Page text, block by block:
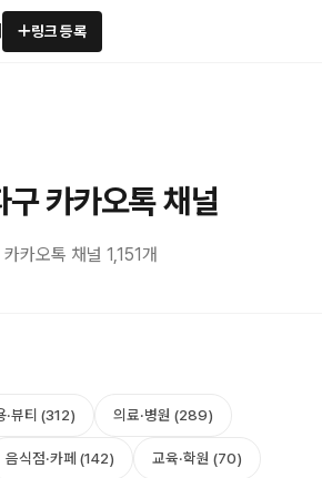
링크 등록
구 카카오톡 채널
카오톡 채널 1,151개
·뷰티 (312) 의료·병원 (289)
음식점·카페 (142) 교육·학원 (70)